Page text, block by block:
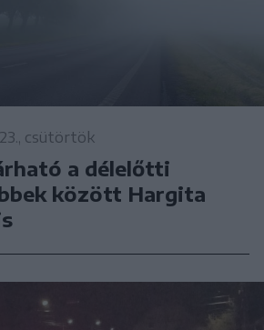
csütörtök
a délelőtti
között Hargita